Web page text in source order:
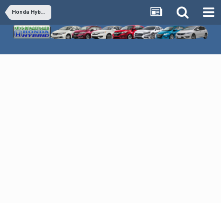
Honda Hybrid - Обсуждаем все гибридные автомобили Honda